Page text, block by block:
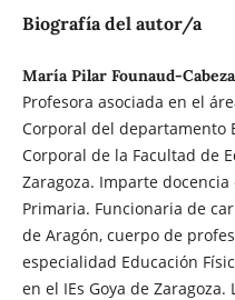
Biografía del autor/a
María Pilar Founaud-
Profesora asociada en el
Corporal del departamento
Corporal de la Facultad de
Zaragoza. Imparte
Primaria. Funcionaria de
de Aragón, cuerpo de
especialidad Educación
en el IEs Goya de